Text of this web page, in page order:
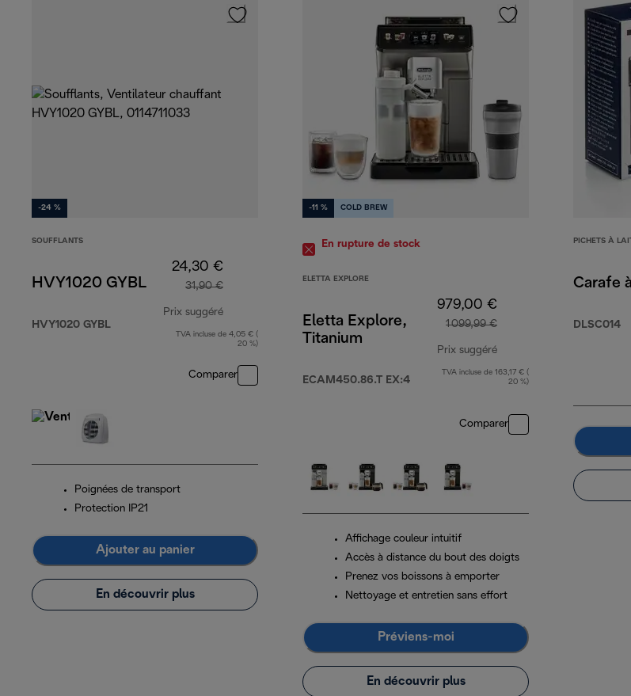
-24 %
SOUFFLANTS
HVY1020 GYBL
HVY1020 GYBL
24,30 €
31,90 €
Prix suggéré
prix original 31,90 €
TVA incluse de 4,05 € (
20 %)
Comparer
Poignées de transport
Protection IP21
Ajouter au panier
En découvrir plus
-11 % COLD BREW
En rupture de stock
ELETTA EXPLORE
Eletta Explore,
Titanium
ECAM450.86.T EX:4
979,00 €
1 099,99 €
Prix suggéré
prix original 1 099,99 €
TVA incluse de 163,17 € (
20 %)
Comparer
Affichage couleur intuitif
Accès à distance du bout des doigts
Prenez vos boissons à emporter
Nettoyage et entretien sans effort
Préviens-moi
En découvrir plus
PICHETS À
Carafe
DLSC014